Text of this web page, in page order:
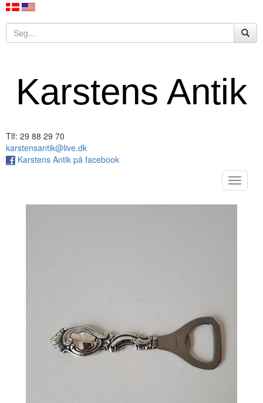
Karstens Antik
Tlf: 29 88 29 70
karstensantik@live.dk
Karstens Antik på facebook
Toggle